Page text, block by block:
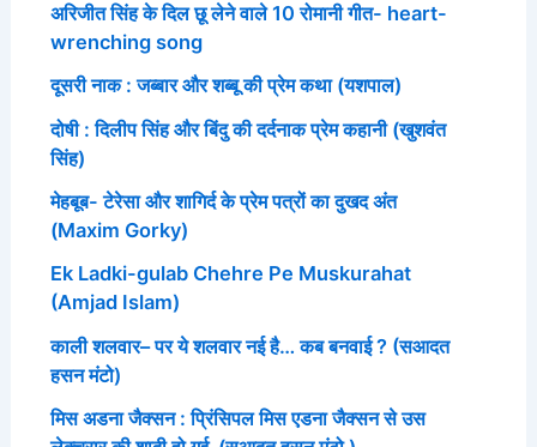
अरिजीत सिंह के दिल छू लेने वाले 10 रोमानी गीत- heart-
wrenching song
दूसरी नाक : जब्बार और शब्बू की प्रेम कथा (यशपाल)
दोषी : दिलीप सिंह और बिंदु की दर्दनाक प्रेम कहानी (खुशवंत
सिंह)
मेहबूब- टेरेसा और शागिर्द के प्रेम पत्रों का दुखद अंत
(Maxim Gorky)
Ek Ladki-gulab Chehre Pe Muskurahat
(Amjad Islam)
काली शलवार– पर ये शलवार नई है… कब बनवाई ? (सआदत
हसन मंटो)
मिस अडना जैक्सन : प्रिंसिपल मिस एडना जैक्सन से उस